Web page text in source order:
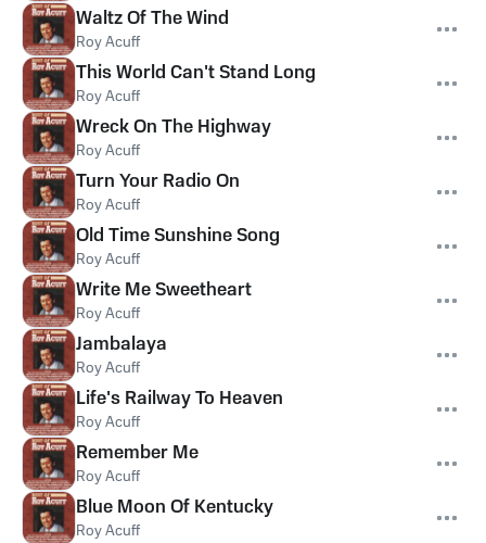
Waltz Of The Wind
Roy Acuff
This World Can't Stand Long
Roy Acuff
Wreck On The Highway
Roy Acuff
Turn Your Radio On
Roy Acuff
Old Time Sunshine Song
Roy Acuff
Write Me Sweetheart
Roy Acuff
Jambalaya
Roy Acuff
Life's Railway To Heaven
Roy Acuff
Remember Me
Roy Acuff
Blue Moon Of Kentucky
Roy Acuff